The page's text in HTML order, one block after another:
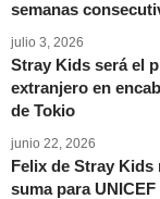
semanas
julio 3, 2026
Stray Kids será el
extranjero en
de Tokio
junio 22, 2026
Felix de Stray Kids
suma para